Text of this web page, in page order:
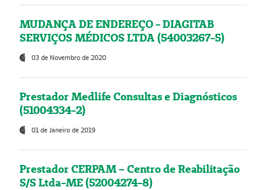
MUDANÇA DE ENDEREÇO - DIAGITAB
SERVIÇOS MÉDICOS LTDA (54003267-5)
03 de Novembro de 2020
Prestador Medlife Consultas e Diagnósticos
(51004334-2)
01 de Janeiro de 2019
Prestador CERPAM – Centro de Reabilitação
S/S Ltda-ME (52004274-8)